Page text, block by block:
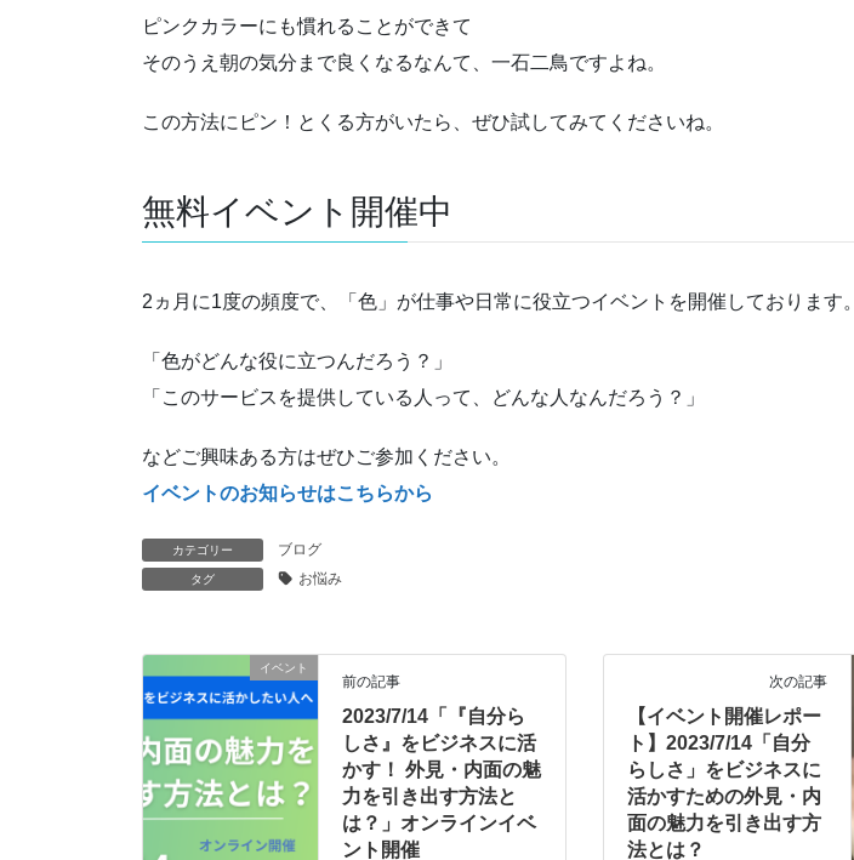
ピンクカラーにも慣れることができて
そのうえ朝の気分まで良くなるなんて、一石二鳥ですよね。
この方法にピン！とくる方がいたら、ぜひ試してみてくださいね。
無料イベント開催中
2ヵ月に1度の頻度で、「色」が仕事や日常に役立つイベントを開催しております。
「色がどんな役に立つんだろう？」
「このサービスを提供している人って、どんな人なんだろう？」
などご興味ある方はぜひご参加ください。
イベントのお知らせはこちらから
カテゴリー ブログ
タグ お悩み
イベント
前の記事
2023/7/14「『自分ら
しさ』をビジネスに活
かす！ 外見・内面の魅
力を引き出す方法と
は？」オンラインイベ
ント開催
次の記事
【イベント開催レポー
ト】2023/7/14「自分
らしさ」をビジネスに
活かすための外見・内
面の魅力を引き出す方
法とは？